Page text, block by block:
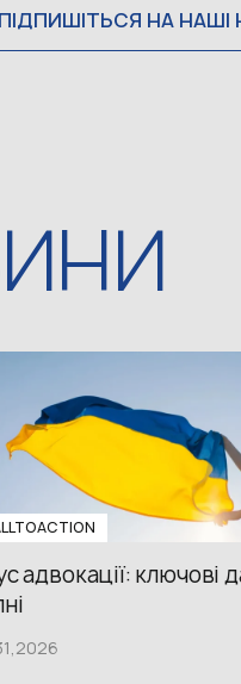
ПІДПИШІТЬСЯ НА НАШІ
адвокації: ключові